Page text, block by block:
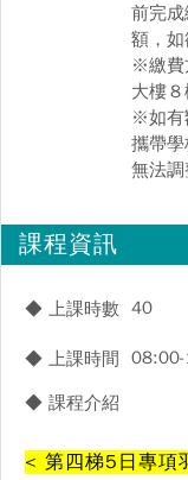
前完
額，如
※繳費
大樓
※如有
攜帶
無法
課程資訊
◆ 上課時數 40
◆ 上課時間
◆ 課程介紹
< 第四梯5日專項